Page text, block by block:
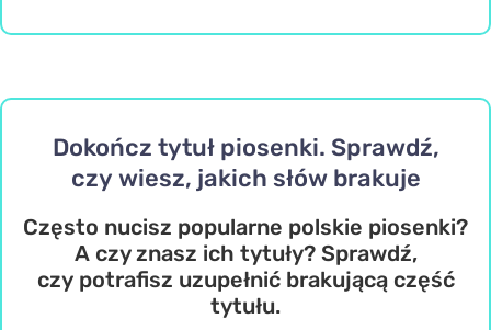
Dokończ tytuł piosenki. Sprawdź,
czy wiesz, jakich słów brakuje
Często nucisz popularne polskie piosenki?
A czy znasz ich tytuły? Sprawdź,
czy potrafisz uzupełnić brakującą część
tytułu.